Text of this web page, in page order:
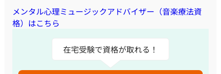
メンタル心理ミュージックアドバイザー（音楽療法資
格）はこちら
在宅受験で資格が取れる！